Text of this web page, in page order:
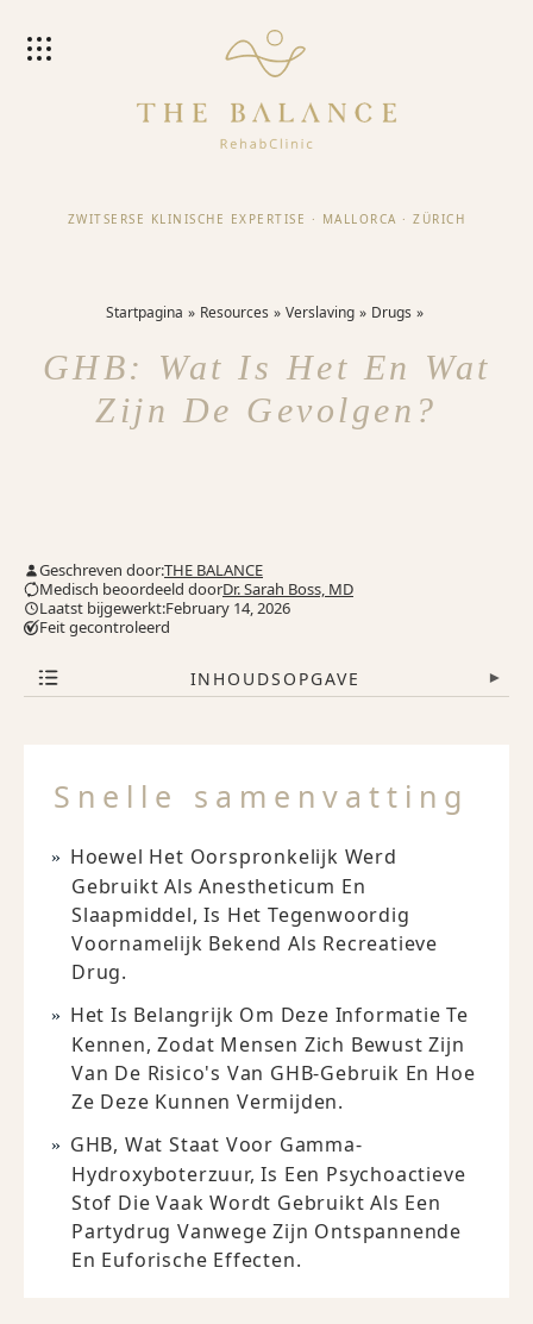
ZWITSERSE KLINISCHE EXPERTISE · MALLORCA · ZÜRICH
Startpagina Resources Verslaving Drugs
GHB: Wat Is Het En Wat
Zijn De Gevolgen?
Geschreven door:THE BALANCE
Medisch beoordeeld doorDr. Sarah Boss, MD
Laatst bijgewerkt:February 14, 2026
Feit gecontroleerd
INHOUDSOPGAVE ▾
Snelle samenvatting
Hoewel Het Oorspronkelijk Werd
Gebruikt Als Anestheticum En
Slaapmiddel, Is Het Tegenwoordig
Voornamelijk Bekend Als Recreatieve
Drug.
Het Is Belangrijk Om Deze Informatie Te
Kennen, Zodat Mensen Zich Bewust Zijn
Van De Risico's Van GHB-Gebruik En Hoe
Ze Deze Kunnen Vermijden.
GHB, Wat Staat Voor Gamma-
Hydroxyboterzuur, Is Een Psychoactieve
Stof Die Vaak Wordt Gebruikt Als Een
Partydrug Vanwege Zijn Ontspannende
En Euforische Effecten.